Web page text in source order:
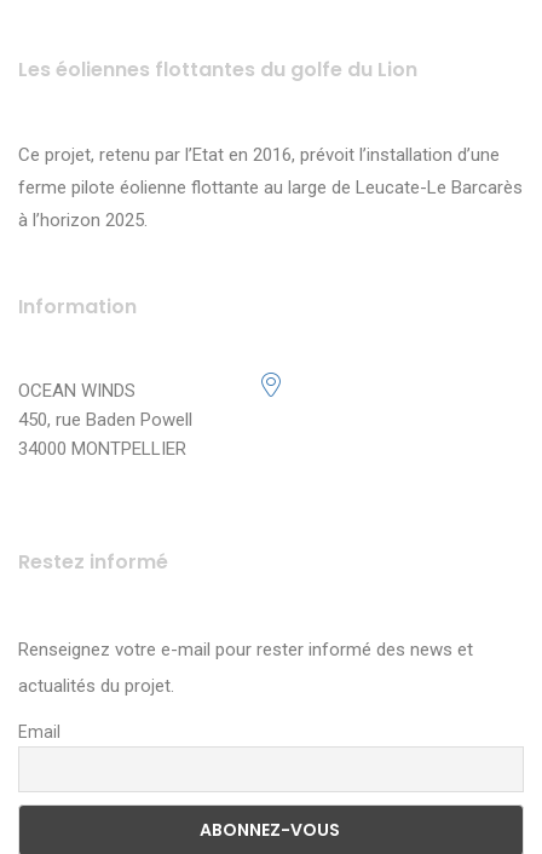
Les éoliennes flottantes du golfe du Lion
Ce projet, retenu par l’Etat en 2016, prévoit l’installation d’une
ferme pilote éolienne flottante au large de Leucate-Le Barcarès
à l’horizon 2025.
Information
OCEAN WINDS
450, rue Baden Powell
34000 MONTPELLIER
Restez informé
Renseignez votre e-mail pour rester informé des news et
actualités du projet.
Email